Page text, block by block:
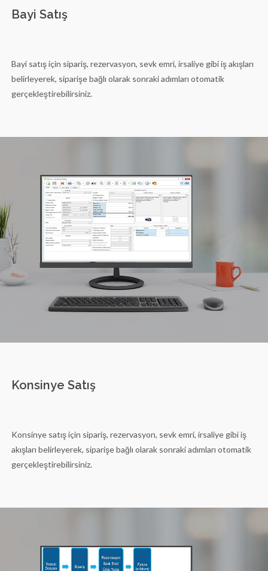
Bayi Satış
Bayi satış için sipariş, rezervasyon, sevk emri, irsaliye gibi iş akışları
belirleyerek, siparişe bağlı olarak sonraki adımları otomatik
gerçekleştirebilirsiniz.
Konsinye Satış
Konsinye satış için sipariş, rezervasyon, sevk emri, irsaliye gibi iş
akışları belirleyerek, siparişe bağlı olarak sonraki adımları otomatik
gerçekleştirebilirsiniz.